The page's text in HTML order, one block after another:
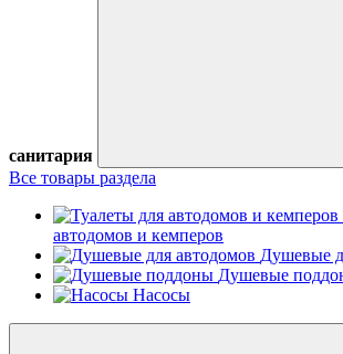
санитария
Все товары раздела
автодомов и кемперов
Душевые
Душевые
Насосы